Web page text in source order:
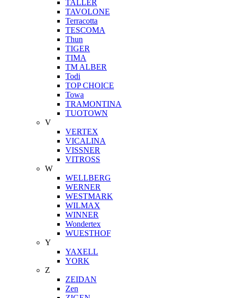
TALLER
TAVOLONE
Terracotta
TESCOMA
Thun
TIGER
TIMA
TM ALBER
Todi
TOP CHOICE
Towa
TRAMONTINA
TUOTOWN
V
VERTEX
VICALINA
VISSNER
VITROSS
W
WELLBERG
WERNER
WESTMARK
WILMAX
WINNER
Wondertex
WUESTHOF
Y
YAXELL
YORK
Z
ZEIDAN
Zen